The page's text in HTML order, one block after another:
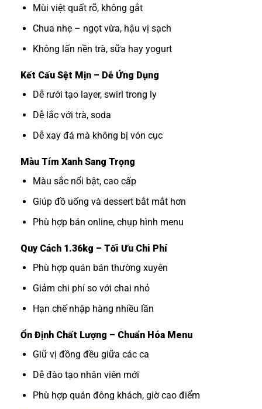
Mùi việt quất rõ, không gắt
Chua nhẹ – ngọt vừa, hậu vị sạch
Không lấn nền trà, sữa hay yogurt
Kết Cấu Sệt Mịn – Dễ Ứng Dụng
Dễ rưới tạo layer, swirl trong ly
Dễ lắc với trà, soda
Dễ xay đá mà không bị vón cục
Màu Tím Xanh Sang Trọng
Màu sắc nổi bật, cao cấp
Giúp đồ uống và dessert bắt mắt hơn
Phù hợp bán online, chụp hình menu
Quy Cách 1.36kg – Tối Ưu Chi Phí
Phù hợp quán bán thường xuyên
Giảm chi phí so với chai nhỏ
Hạn chế nhập hàng nhiều lần
Ổn Định Chất Lượng – Chuẩn Hóa Menu
Giữ vị đồng đều giữa các ca
Dễ đào tạo nhân viên mới
Phù hợp quán đông khách, giờ cao điểm